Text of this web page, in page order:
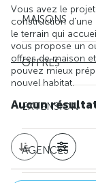
MAISONS
OFFRES
EXTENSION
AGENCES
Vous avez le
construction
le terrain qui
vous propose un
offres de maison
pouvez mieux
nouvel habitat.
Aucun